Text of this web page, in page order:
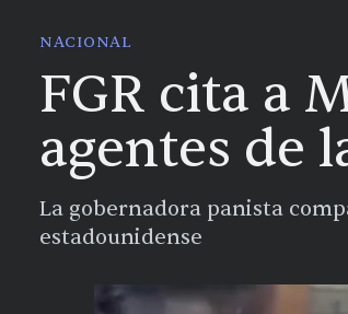
NACIONAL
FGR cita a
agentes de
La gobernadora panista
estadounidense